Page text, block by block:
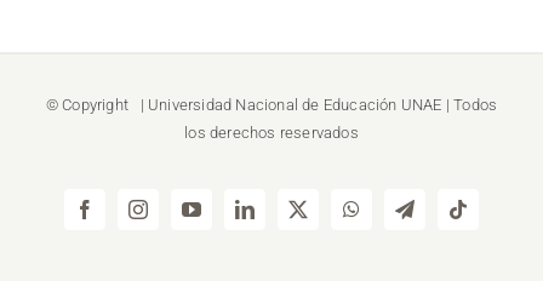
© Copyright | Universidad Nacional de Educación UNAE | Todos
los derechos reservados
FacebookInstagramYouTubeLinkedIn
X WhatsAppTelegramTiktok